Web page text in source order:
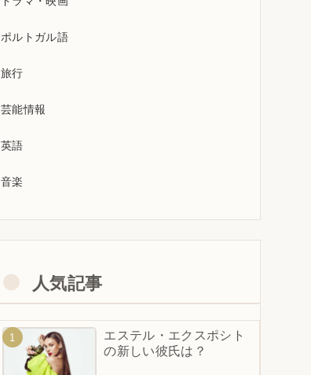
ポルトガル語
旅行
芸能情報
英語
音楽
人気記事
エステル・エクスポシト
の新しい彼氏は？